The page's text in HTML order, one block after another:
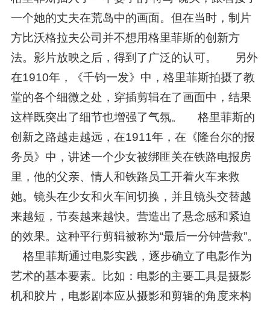
一个她的丈夫在荒岛中的画面。但在当时，制片
方比沃格拉夫公司并不想用格里菲斯的创新方
法。影片放映之后，得到了广泛的认可。 另外
在1910年，《千钧一发》中，格里菲斯拍摄了教
堂的各个细微之处，穿插剪辑在了画面中，结果
这样既突出了细节也增强了气氛。 格里菲斯的
创新之路越走越远，在1911年，在《隆台尔的报
务员》中，讲述一个少女被绑匪关在铁路电报房
里，他的父亲、情人和铁路员工开着火车来救
她。镜头在少女和火车间切换，并且镜头交替越
来越短，节奏越来越快。营造出了悬念感和紧迫
的效果。这种平行剪辑被称为“最后一分钟营救”。
格里菲斯通过电影实践，逐步确立了电影作为
艺术的基本要素。比如：电影的主要工具是摄影
机和胶片，电影剧本应从摄影和剪辑的角度来构